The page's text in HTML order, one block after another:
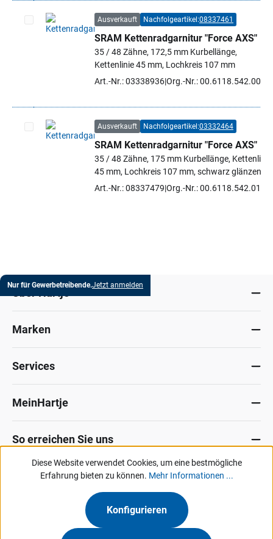
Artikel auswählen
Ausverkauft Nachfolgeartikel:08337461
SRAM Kettenradgarnitur "Force AXS"
35 / 48 Zähne, 172,5 mm Kurbellänge,
Kettenlinie 45 mm, Lochkreis 107 mm
Art.-Nr.: 03338936Org.-Nr.: 00.6118.542.001
Artikel auswählen
Ausverkauft Nachfolgeartikel:03332464
SRAM Kettenradgarnitur "Force AXS"
35 / 48 Zähne, 175 mm Kurbellänge, Kettenlinie
45 mm, Lochkreis 107 mm, schwarz glänzend
Art.-Nr.: 08337479 Org.-Nr.: 00.6118.542.012
Nur für Gewerbetreibende.Jetzt anmelden
Marken
Services
MeinHartje
So erreichen Sie uns
Datenschutz ImpressumAllg. Verkaufsbedingungen
KontaktHinweisgeber-Portal
Unsere Angebote & Services richten sich ausschließlich an Industrie, Handel,
Diese Website verwendet Cookies, um eine bestmögliche
Erfahrung bieten zu können. Mehr Informationen ...
Konfigurieren